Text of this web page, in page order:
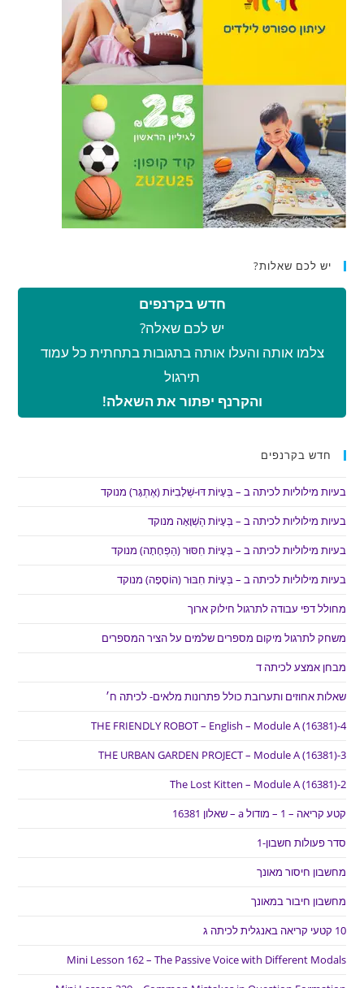
יש לכם שאלות?
חדש בקרנפים
יש לכם שאלה?
צלמו אותה והעלו אותה בתגובות בתחתית כל עמוד
תירגול
והקרנף יפתור את השאלה!
חדש בקרנפים
בעיות מילוליות לכיתה ב – בְּעָיוֹת דּוּ-שְׁלָבִיּוֹת (אֶתְגָּר) מנוקד
בעיות מילוליות לכיתה ב – בְּעָיוֹת הַשְׁוָאָה מנוקד
בעיות מילוליות לכיתה ב – בְּעָיוֹת חִסּוּר (הַפְחָתָה) מנוקד
בעיות מילוליות לכיתה ב – בְּעָיוֹת חִבּוּר (הוֹסָפָה) מנוקד
מחולל דפי עבודה לתרגול חילוק ארוך
משחק לתרגול מיקום מספרים שלמים על הציר המספרים
מבחן אמצע לכיתה ד
שאלות אחוזים ותערובת כולל פתרונות מלאים- לכיתה ח׳
THE FRIENDLY ROBOT – English – Module A (16381)-4
THE URBAN GARDEN PROJECT – Module A (16381)-3
The Lost Kitten – Module A (16381)-2
קטע קריאה – 1 – מודול a – שאלון 16381
סדר פעולות חשבון-1
מחשבון חיסור מאונך
מחשבון חיבור במאונך
10 קטעי קריאה באנגלית לכיתה ג
Mini Lesson 162 – The Passive Voice with Different Modals